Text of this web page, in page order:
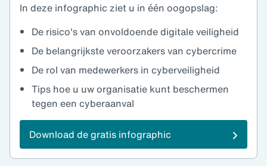
In deze infographic ziet u in één oogopslag:
De risico's van onvoldoende digitale veiligheid
De belangrijkste veroorzakers van cybercrime
De rol van medewerkers in cyberveiligheid
Tips hoe u uw organisatie kunt beschermen
tegen een cyberaanval
Download de gratis infographic